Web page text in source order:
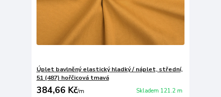
Úplet bavlněný elastický hladký / náplet, střední,
51 (487) hořčicová tmavá
384,66 Kč/m Skladem 121.2 m